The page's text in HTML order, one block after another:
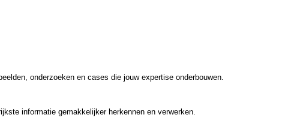
onderzoeken en cases die jouw expertise onderbouwen.
informatie gemakkelijker herkennen en verwerken.